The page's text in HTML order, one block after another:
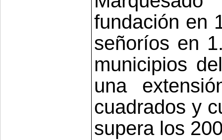
fundación en
señoríos en
municipios
una
cuadrados y
supera los